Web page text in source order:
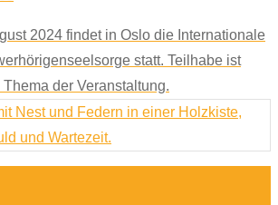
2024 findet in Oslo die Internationale
statt. Teilhabe ist
der Veranstaltung.